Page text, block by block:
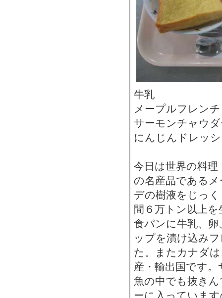
牛乳
メープルフレン
サーモンチャウ
にんじんドレッ
今日は世界の料
の名産品である
デの樹液をじっ
間６万トン以上
食パンに牛乳、
ップを漬け込み
た。またカナダ
産・輸出国です
魚の中でも抜き
ーに入っていま